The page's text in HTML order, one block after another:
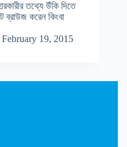
তথ্যে উঁকি দিতে
করেন কিংবা
February 19, 2015